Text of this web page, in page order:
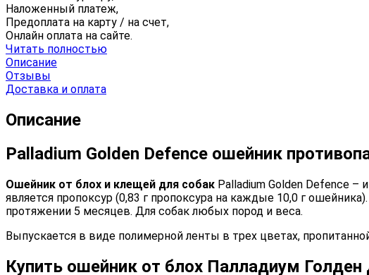
Наложенный платеж,
Предоплата на карту / на счет,
Онлайн оплата на сайте.
Читать полностью
Описание
Отзывы
Доставка и оплата
Описание
Palladium Golden Defence ошейник
Ошейник от блох и клещей для собак Palladium Golden Defence
является пропоксур (0,83 г пропоксура на каждые 10,0 г
протяжении 5 месяцев. Для собак любых пород и веса.
Выпускается в виде полимерной ленты в трех цветах,
Купить ошейник от блох Палладиум